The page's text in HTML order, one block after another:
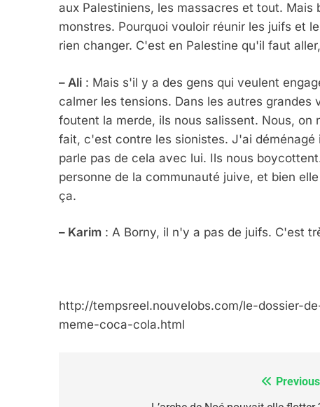
aux Palestiniens, les massacres et tout.
monstres. Pourquoi vouloir réunir les juifs et
rien changer. C'est en Palestine qu'il faut
– Ali : Mais s'il y a des gens qui veulent
calmer les tensions. Dans les autres
foutent la merde, ils nous salissent. Nous,
fait, c'est contre les sionistes. J'ai
parle pas de cela avec lui. Ils nous
personne de la communauté juive, et bien
ça.
– Karim : A Borny, il n'y a pas de juifs. C'est
http://tempsreel.nouvelobs.com/le-dossier-
meme-coca-cola.html
2025, L’année La Plus
6
FIÈRE, DIGNE ET